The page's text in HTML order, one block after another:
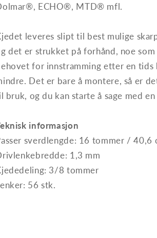
ECHO®, MTD® mfl.
leveres slipt til best mulige
det er strukket på forhånd, noe
for innstramming etter en tids
Det er bare å montere, så er
bruk, og du kan starte å sage med en
informasjon
sverdlengde: 16 tommer / 40,6
1,3 mm
3/8 tommer
56 stk.